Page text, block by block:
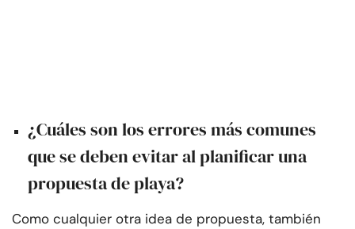
¿Cuáles son los errores más comunes
que se deben evitar al planificar una
propuesta de playa?
Como cualquier otra idea de propuesta, también